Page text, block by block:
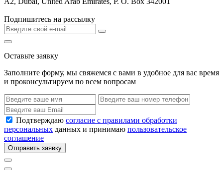
Подпишитесь на рассылку
Оставьте заявку
Заполните форму, мы свяжемся с вами в удобное для вас время
и проконсультируем по всем вопросам
Подтверждаю согласие с правилами обработки
персональных данных и принимаю пользовательское
соглашение
Отправить заявку